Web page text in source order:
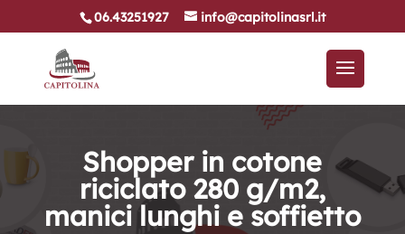
06.43251927 info@capitolinasrl.it
Shopper in cotone
riciclato 280 g/m2,
manici lunghi e soffietto